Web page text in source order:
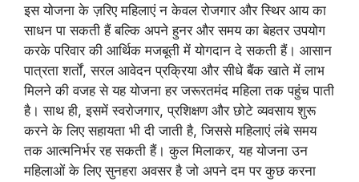
इस योजना के ज़रिए महिलाएं न केवल रोजगार और स्थिर आय का
साधन पा सकती हैं बल्कि अपने हुनर और समय का बेहतर उपयोग
करके परिवार की आर्थिक मजबूती में योगदान दे सकती हैं। आसान
पात्रता शर्तों, सरल आवेदन प्रक्रिया और सीधे बैंक खाते में लाभ
मिलने की वजह से यह योजना हर जरूरतमंद महिला तक पहुंच पाती
है। साथ ही, इसमें स्वरोजगार, प्रशिक्षण और छोटे व्यवसाय शुरू
करने के लिए सहायता भी दी जाती है, जिससे महिलाएं लंबे समय
तक आत्मनिर्भर रह सकती हैं। कुल मिलाकर, यह योजना उन
महिलाओं के लिए सुनहरा अवसर है जो अपने दम पर कुछ करना